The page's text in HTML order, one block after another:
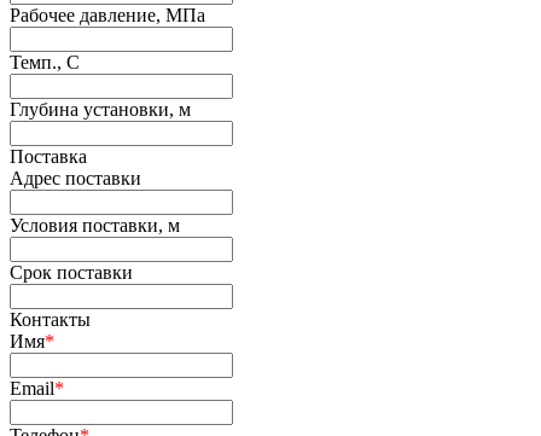
Рабочее давление, МПа
Темп., С
Глубина установки, м
Поставка
Адрес поставки
Условия поставки, м
Срок поставки
Контакты
Имя*
Email*